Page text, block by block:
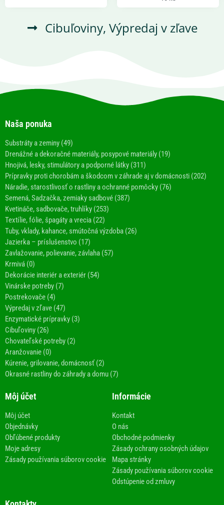
4,90 €. 2,90 €.
3,90 €. 1,90 €.
Cibuľoviny, Výpredaj v zľave
Naša ponuka
Substráty a zeminy (49)
Drenážné a dekoračné materiály, posypové materiály (19)
Hnojivá, lesky, stimulátory a podporné látky (311)
Prípravky proti chorobám a škodcom v záhrade aj v domácnosti (202)
Náradie, starostlivosť o rastliny a ochranné pomôcky (76)
Semená, Sadzačka, zemiaky sadbové (387)
Kvetináče, sadbovače, truhlíky (253)
Textílie, fólie, špagáty a vrecia (22)
Tuby, vklady, kahance, smútočná výzdoba (26)
Jazierka – príslušenstvo (17)
Zavlažovanie, polievanie, závlaha (57)
Krmivá (0)
Dekorácie interiér a exteriér (54)
Vinárske potreby (7)
Postrekovače (4)
Výpredaj v zľave (47)
Enzymatické prípravky (3)
Cibuľoviny (26)
Chovateľské potreby (2)
Aranžovanie (0)
Kúrenie, grilovanie, domácnosť (2)
Okrasné rastliny do záhrady a domu (7)
Môj účet
Môj účet
Objednávky
Obľúbené produkty
Moje adresy
Zásady používania súborov cookie
Informácie
Kontakt
O nás
Obchodné podmienky
Zásady ochrany osobných údajov
Mapa stránky
Zásady používania súborov cookie
Odstúpenie od zmluvy